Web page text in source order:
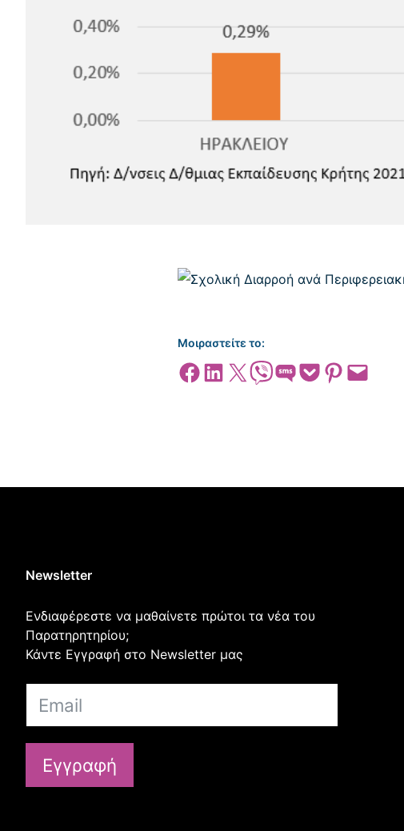
Μοιραστείτε το:
Share on Facebook
Share on LinkedIn
Share on X Share on ViberShare on SMSShare on Pocket
Share on Pinterest
Email this Page
Newsletter
Ενδιαφέρεστε να μαθαίνετε πρώτοι τα νέα του
Παρατηρητηρίου;
Κάντε Εγγραφή στο Newsletter μας
Εγγραφή